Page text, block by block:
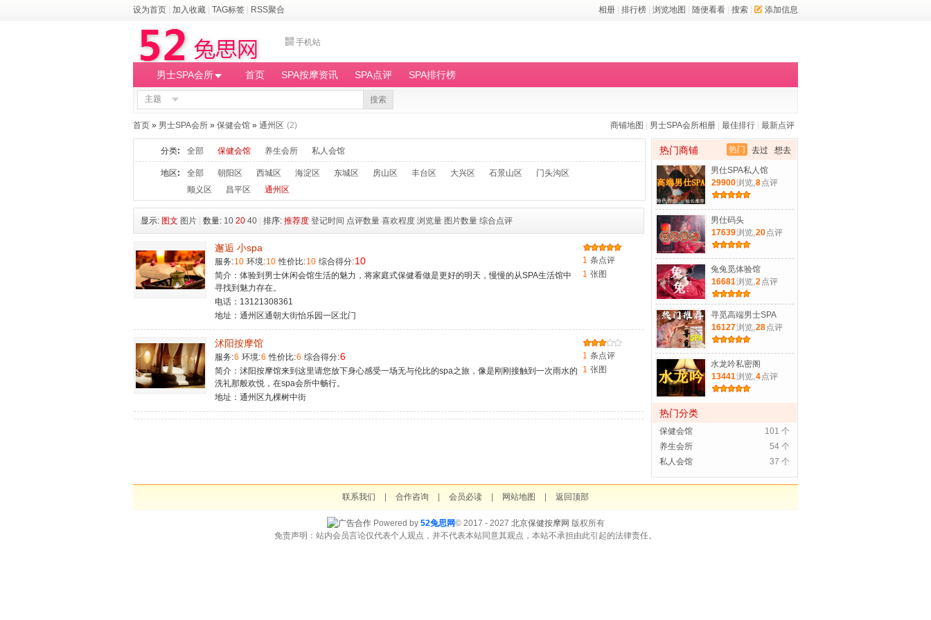
设为首页 加入收藏 TAG标签 RSS聚合 相册 排行榜 浏览地图 随便看看 搜索 添加信息
手机站
男士SPA会所 首页 SPA按摩资讯 SPA点评 SPA排行榜
主题 搜索
商铺地图 男士SPA会所相册 最佳排行 最新点评
首页 » 男士SPA会所 » 保健会馆 » 通州区 (2)
分类: 全部 保健会馆 养生会所 私人会馆
地区: 全部 朝阳区 西城区 海淀区 东城区 房山区 丰台区 大兴区 石景山区
门头沟区
顺义区
昌平区 通州区
显示: 图文 图片 数量: 10 20 40 排序: 推荐度 登记时间 点评数量 喜欢程度 浏览量 图片数量 综合点评
邂逅 小spa
服务:10 环境:10 性价比:10 综合得分:10
简介：体验到男士休闲会馆生活的魅力，将家庭式保健看做是更好的明天，慢慢的从SPA生活馆中
寻找到魅力存在。
电话：13121308361
地址：通州区通朝大街怡乐园一区北门
1 条点评
1 张图
沭阳按摩馆
服务:6 环境:6 性价比:6 综合得分:6
简介：沭阳按摩馆​来到这里请您放下身心感受一场无与伦比的spa之旅，像是刚刚接触到一次雨水的
洗礼那般欢悦，在spa会所中畅行。
地址：通州区九棵树中街
1 条点评
1 张图
热门 去过 想去
热门商铺
男仕SPA私人馆
29900浏览,8点评
男仕码头
17639浏览, 20 点评
兔兔觅体验馆
16681浏览,2点评
寻觅高端男士SPA
16127浏览, 28 点评
水龙吟私密阁
13441浏览, 4 点评
热门分类
101 个
保健会馆
54 个
养生会所
37 个
私人会馆
联系我们 合作咨询 会员必读 网站地图 返回顶部
Powered by 52兔思网© 2017 - 2027 北京保健按摩网 版权所有
免责声明：站内会员言论仅代表个人观点，并不代表本站同意其观点，本站不承担由此引起的法律责任。